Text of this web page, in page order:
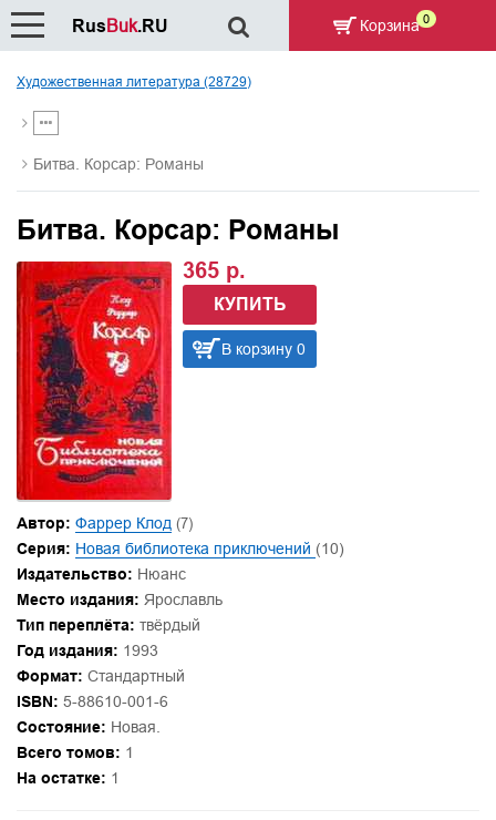
Художественная литература (28729)
Битва. Корсар: Романы
Битва. Корсар: Романы
365 р.
КУПИТЬ
В корзину 0
Автор: Фаррер Клод (7)
Серия: Новая библиотека приключений (10)
Издательство: Нюанс
Место издания: Ярославль
Тип переплёта: твёрдый
Год издания: 1993
Формат: Стандартный
ISBN: 5-88610-001-6
Состояние: Новая.
Всего томов: 1
На остатке: 1
RusBuk.RU Корзина 0